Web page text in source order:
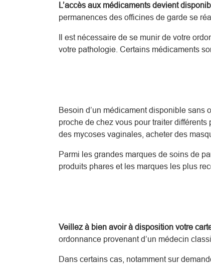
L’accès aux médicaments devient
permanences des officines de garde se
Il est nécessaire de se munir de votre
votre pathologie. Certains médicaments
Besoin d’un médicament disponible sans
proche de chez vous pour traiter différents
des mycoses vaginales, acheter des
Parmi les grandes marques de soins de
produits phares et les marques les plus
Veillez à bien avoir à disposition votre
ordonnance provenant d’un médecin
Dans certains cas, notamment sur